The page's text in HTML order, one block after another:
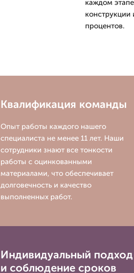
каждом
конструкции
процентов.
Квалификация команды
Опыт работы каждого нашего
специалиста не менее 11 лет. Наши
сотрудники знают все тонкости
работы с оцинкованными
материалами, что обеспечивает
долговечность и качество
выполненных работ.
Индивидуальный подход
и соблюдение сроков